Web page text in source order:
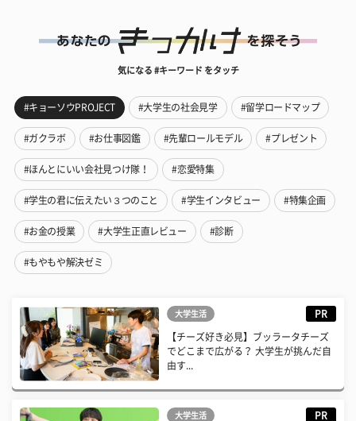
気になる #キーワード をタッチ
#キョーソウPROJECT #大学生の社会見学 #留学ロードマップ
#ガクラボ #お仕事図鑑 #先輩ロールモデル #プレゼント
#ほんとにいい会社見つけ隊！ #恋愛特集
#学生の君に伝えたい３つのこと #学生インタビュー #特集企画
#お金の授業 #大学生正直レビュー #診断
#もやもや解決ゼミ
大学生活 PR
【チーズ好き必見】ブッラータチーズ
でどこまで広がる？ 大学生が挑んだ自
由す...
大学生活 PR